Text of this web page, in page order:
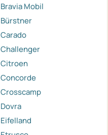
Bravia Mobil
Bürstner
Carado
Challenger
Citroen
Concorde
Crosscamp
Dovra
Eifelland